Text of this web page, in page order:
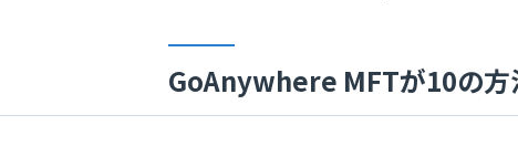
GoAnywhere MFTが10の方